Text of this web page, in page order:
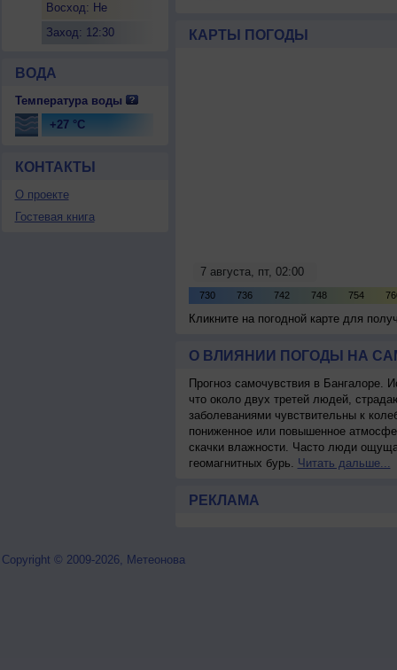
Восход: Не
Заход: 12:30
ВОДА
Температура воды
+27 °C
КОНТАКТЫ
О проекте
Гостевая книга
КАРТЫ ПОГОДЫ
Кликните на погодной карте для
О ВЛИЯНИИ ПОГОДЫ НА
Прогноз самочувствия в Бангалоре.
что около двух третей людей,
заболеваниями чувствительны к
пониженное или повышенное
скачки влажности. Часто люди
геомагнитных бурь. Читать дальше...
РЕКЛАМА
Copyright © 2009-2026, Метеонова